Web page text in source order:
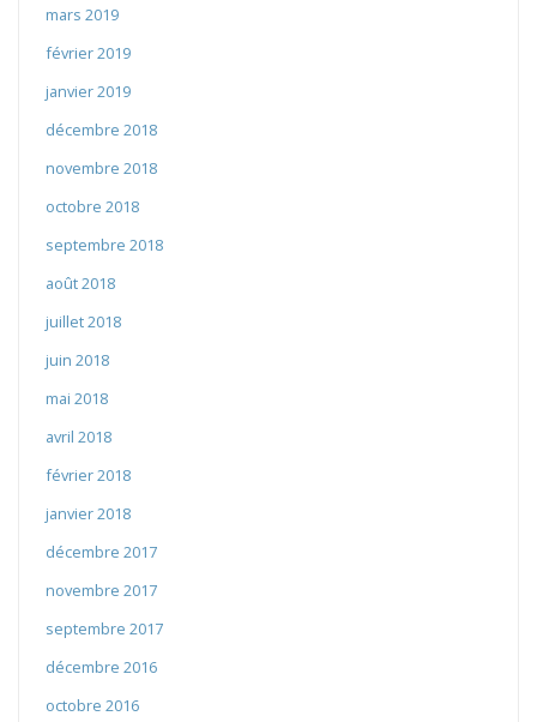
mars 2019
février 2019
janvier 2019
décembre 2018
novembre 2018
octobre 2018
septembre 2018
août 2018
juillet 2018
juin 2018
mai 2018
avril 2018
février 2018
janvier 2018
décembre 2017
novembre 2017
septembre 2017
décembre 2016
octobre 2016